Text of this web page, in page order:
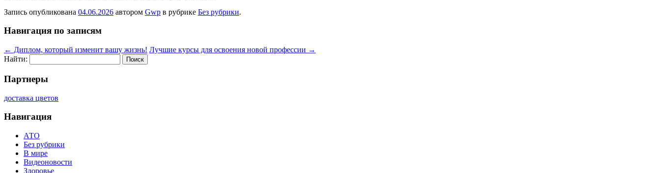
Запись опубликована 04.06.2026 автором Gwp в рубрике Без рубрики.
Навигация по записям
← Диплом, который изменит вашу жизнь! Лучшие курсы для освоения новой профессии →
Найти:
Партнеры
доставка цветов
Навигация
АТО
Без рубрики
В мире
Видеоновости
Здоровье